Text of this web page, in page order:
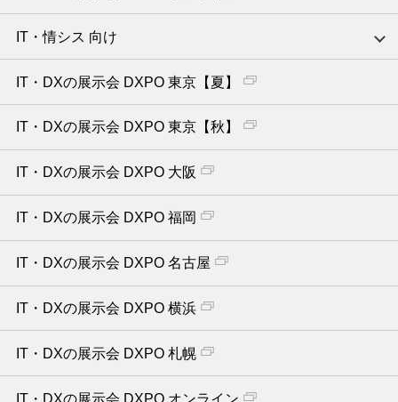
IT・情シス 向け
IT・DXの展示会 DXPO 東京【夏】
IT・DXの展示会 DXPO 東京【秋】
IT・DXの展示会 DXPO 大阪
IT・DXの展示会 DXPO 福岡
IT・DXの展示会 DXPO 名古屋
IT・DXの展示会 DXPO 横浜
IT・DXの展示会 DXPO 札幌
IT・DXの展示会 DXPO オンライン